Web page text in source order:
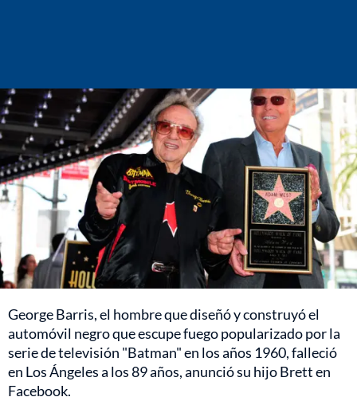
George Barris, el hombre que diseñó y construyó el
automóvil negro que escupe fuego popularizado por la
serie de televisión "Batman" en los años 1960, falleció
en Los Ángeles a los 89 años, anunció su hijo Brett en
Facebook.